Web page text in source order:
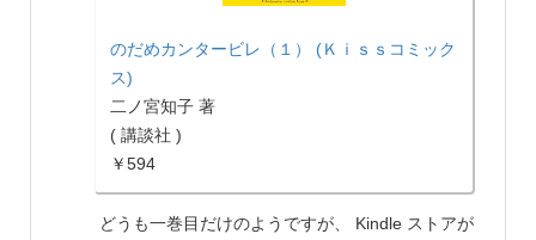
のだめカンタービレ（１） (Ｋｉｓｓコミック
ス)
二ノ宮知子 著
( 講談社 )
￥594
どうも一巻目だけのようですが、 Kindle ストアが